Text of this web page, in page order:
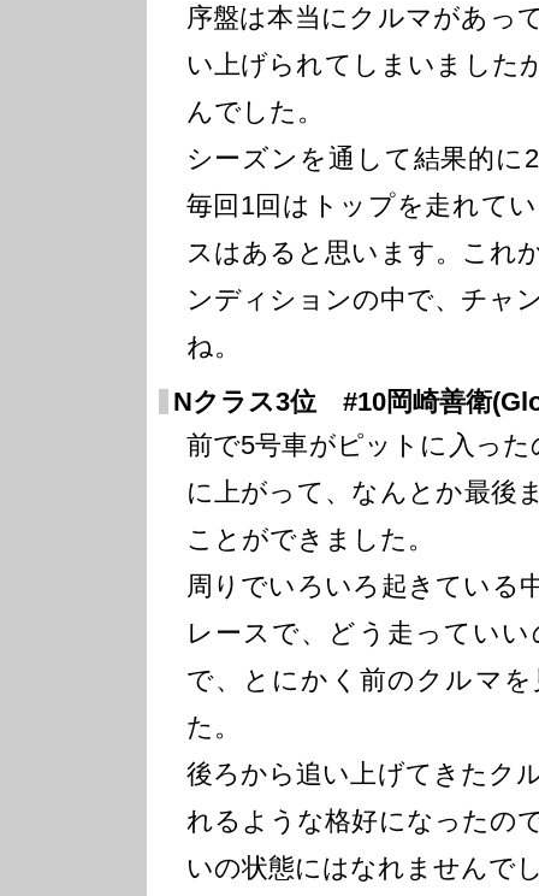
序盤は本当にクルマがあっ
い上げられてしまいました
んでした。
シーズンを通して結果的に
毎回1回はトップを走れて
スはあると思います。これ
ンディションの中で、チャ
ね。
Nクラス3位 #10岡崎善衛
前で5号車がピットに入った
に上がって、なんとか最後
ことができました。
周りでいろいろ起きている
レースで、どう走ってい
で、とにかく前のクルマ
た。
後ろから追い上げてきたク
れるような格好になったの
いの状態にはなれませんで